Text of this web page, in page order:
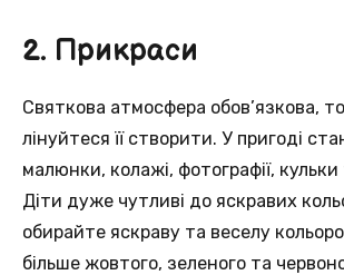
2. Прикраси
Святкова атмосфера обов’язкова,
лінуйтеся її створити. У пригоді
малюнки, колажі, фотографії, кульки
Діти дуже чутливі до яскравих
обирайте яскраву та веселу
більше жовтого, зеленого та